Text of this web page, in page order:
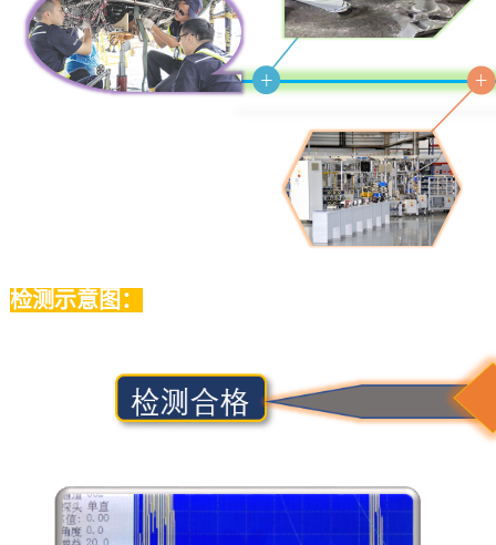
检测示意图：